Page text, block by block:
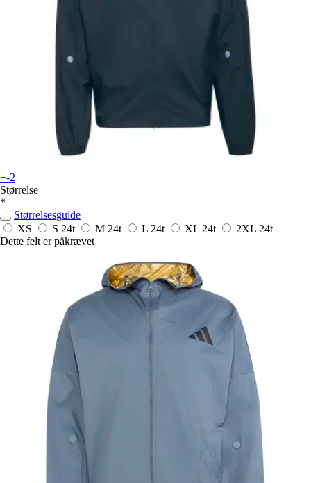
+-2
Størrelse
*
Størrelsesguide
XS
S 24t M 24t L 24t XL 24t 2XL 24t
Dette felt er påkrævet